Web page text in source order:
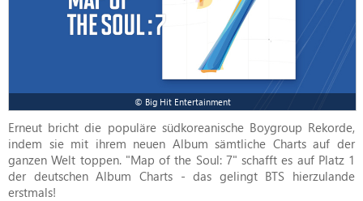
© Big Hit Entertainment
Erneut bricht die populäre südkoreanische Boygroup Rekorde,
indem sie mit ihrem neuen Album sämtliche Charts auf der
ganzen Welt toppen. "Map of the Soul: 7" schafft es auf Platz 1
der deutschen Album Charts - das gelingt BTS hierzulande
erstmals!